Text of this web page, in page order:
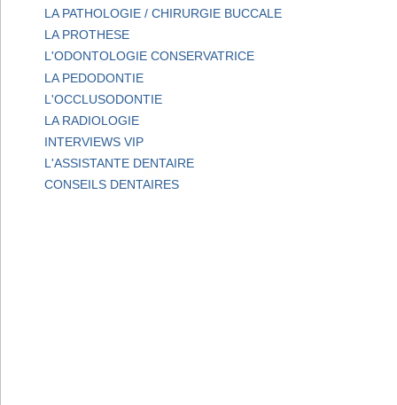
LA PATHOLOGIE / CHIRURGIE BUCCALE
LA PROTHESE
L'ODONTOLOGIE CONSERVATRICE
LA PEDODONTIE
L'OCCLUSODONTIE
LA RADIOLOGIE
INTERVIEWS VIP
L'ASSISTANTE DENTAIRE
CONSEILS DENTAIRES